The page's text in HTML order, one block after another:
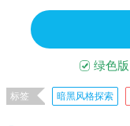
绿色版
标签 暗黑风格探索